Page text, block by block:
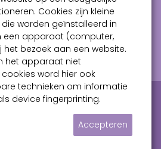
Algemene voorwaarden
Cookies zijn kleine
worden geïnstalleerd in
een apparaat (computer,
bezoek aan een website.
het apparaat niet
word hier ook
technieken om informatie
device fingerprinting.
Accepteren